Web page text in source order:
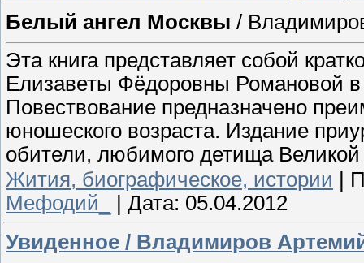
Белый ангел Москвы /
Эта книга представляет собой
Елизаветы Фёдоровны Романовой
Повествование предназначено
юношеского возраста. Издание
обители, любимого детища
Жития, биографическое, истории |
Мефодий_
| Дата: 05.04.2012
Увиденное / Владимиров